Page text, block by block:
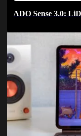
ADO Sense 3.0: